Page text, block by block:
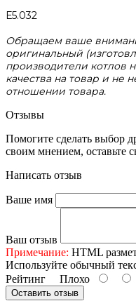
Е5.032
Обращаем ваше
оригинальный
производители котлов
качества на товар и не
отношении товара.
Отзывы
Помогите сделать выбор
своим мнением, оставьте
Написать отзыв
Ваше имя
Ваш отзыв
Примечание: HTML
Используйте обычный
Рейтинг Плохо
Оставить отзыв